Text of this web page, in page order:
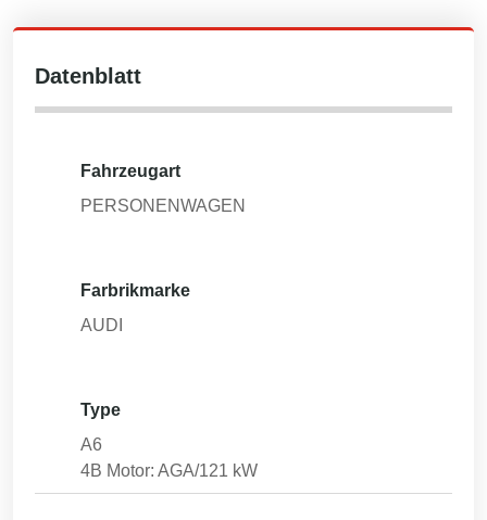
Datenblatt
Fahrzeugart
PERSONENWAGEN
Farbrikmarke
AUDI
Type
A6
4B Motor: AGA/121 kW